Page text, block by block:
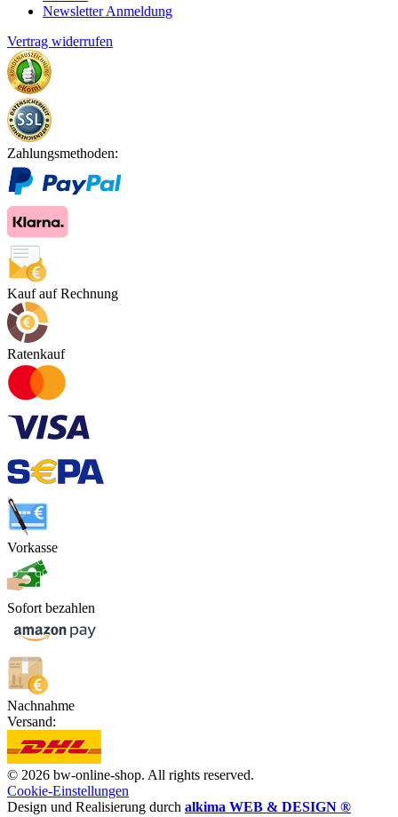
Newsletter Anmeldung
Vertrag widerrufen
Zahlungsmethoden:
Kauf auf Rechnung
Ratenkauf
Vorkasse
Sofort bezahlen
Nachnahme
Versand:
© 2026 bw-online-shop. All rights reserved.
Cookie-Einstellungen
Design und Realisierung durch alkima WEB & DESIGN ®